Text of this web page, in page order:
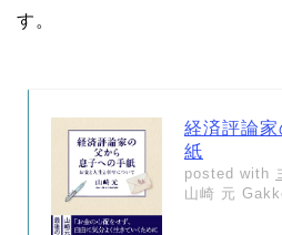
す。
経済評論
紙
posted with
山崎 元